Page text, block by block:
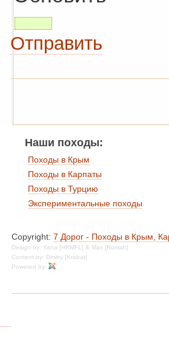
Отправить
Наши походы:
Походы в Крым
Походы в Карпаты
Походы в Турцию
Экспериментальные походы
Copyright: 7 Дорог - Походы в Крым,
Design by: Yana [HRMFL] & Max [Romah]
Content by: Dmitry [Krabat]
Powered by: